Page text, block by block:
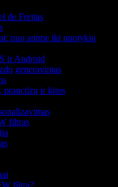
de Freitas
nuo anime iki nuotykių
ir Android
generavimas
prancūzų ir kitos
filtras
filtrą?